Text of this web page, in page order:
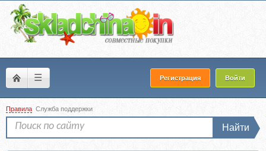
☰ Регистрация Войти
Правила Служба поддержки
Найти